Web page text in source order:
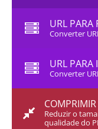
URL PARA
Converter
URL PARA
Converter
COMPRIMIR
Reduzir o
qualidade do